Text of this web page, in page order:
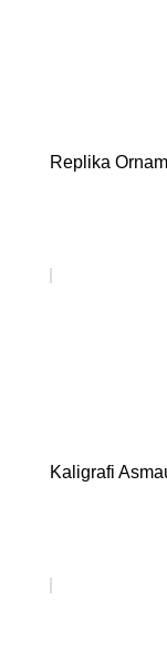
Replika
Kaligrafi